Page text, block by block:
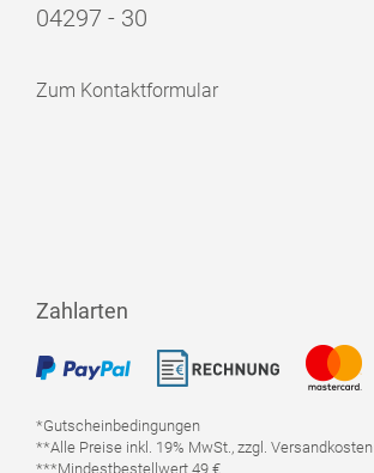
04297 - 30
Zum Kontaktformular
Zahlarten
*Gutscheinbedingungen
**Alle Preise inkl. 19% MwSt., zzgl. Versandkosten
***Mindestbestellwert 49 €